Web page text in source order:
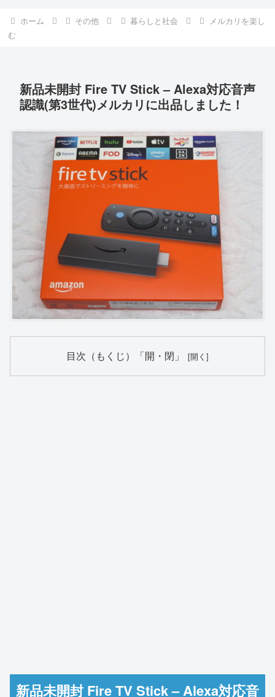
ホーム その他 暮らしと社会
メルカリを楽し
む
新品未開封 Fire TV Stick – Alexa対応音声
認識(第3世代)メルカリに出品しました！
目次（もくじ）「開・閉」
新品未開封 Fire TV Stick – Alexa対応音